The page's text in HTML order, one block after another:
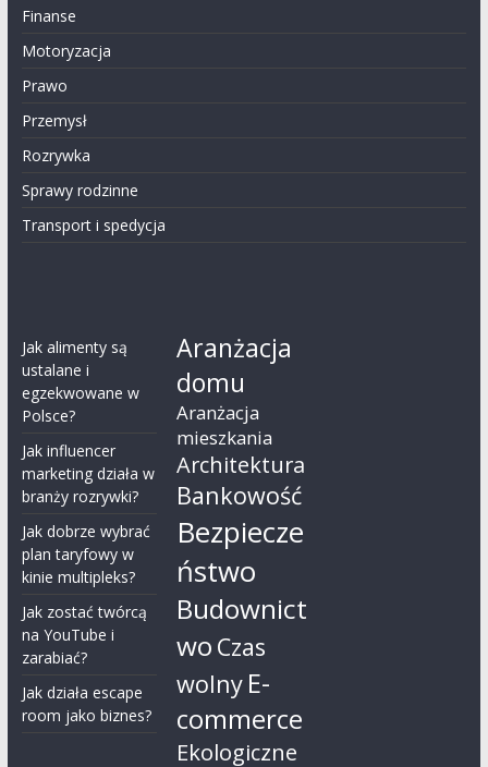
Finanse
Motoryzacja
Prawo
Przemysł
Rozrywka
Sprawy rodzinne
Transport i spedycja
Jak alimenty są
ustalane i
egzekwowane w
Polsce?
Jak influencer
marketing działa w
branży rozrywki?
Jak dobrze wybrać
plan taryfowy w
kinie multipleks?
Jak zostać twórcą
na YouTube i
zarabiać?
Jak działa escape
room jako biznes?
Aranżacja
domu
Aranżacja
mieszkania
Architektura
Bankowość
Bezpiecze
ństwo
Budownict
wo Czas
wolny E-
commerce
Ekologiczne